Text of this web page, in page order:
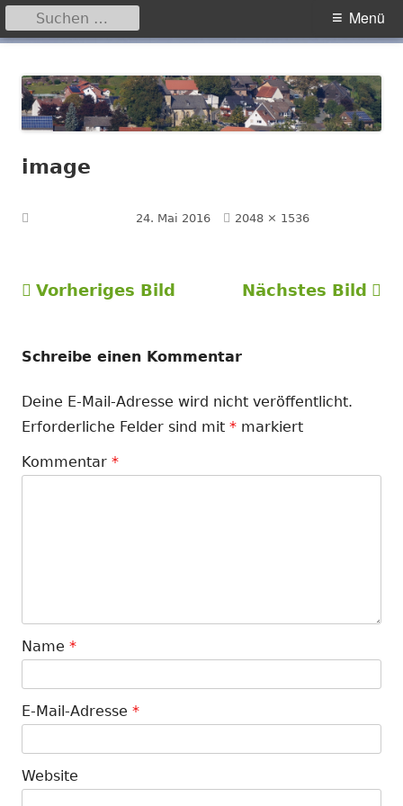
zum
Inhalt
Primäres
Menü
Suchen
nach:
image
24. Mai 2016 Volle
2048 × 1536
Vorheriges Bild Nächstes Bild
Schreibe einen Kommentar
Deine E-Mail-Adresse wird nicht veröffentlicht.
Erforderliche Felder sind mit * markiert
Kommentar *
Name *
E-Mail-Adresse *
Website